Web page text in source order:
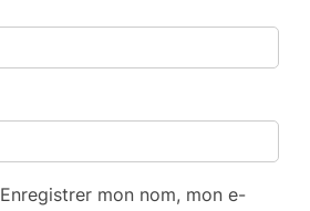
Enregistrer mon nom, mon e-